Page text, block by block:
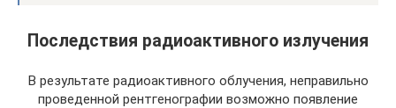
Последствия радиоактивного излучения
В результате радиоактивного облучения, неправильно
проведенной рентгенографии возможно появление